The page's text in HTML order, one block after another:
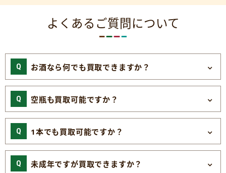
よくあるご質問について
お酒なら何でも買取できますか？
空瓶も買取可能ですか？
1本でも買取可能ですか？
未成年ですが買取できますか？